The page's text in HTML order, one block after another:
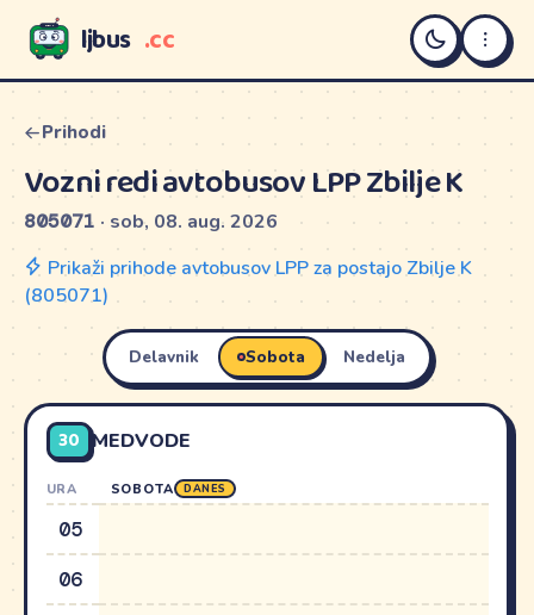
LJBUS ljbus .cc
Prihodi
Vozni redi avtobusov LPP Zbilje K
805071 · sob, 08. aug. 2026
Prikaži prihode avtobusov LPP za postajo Zbilje K
(805071)
Delavnik Sobota Nedelja
30 MEDVODE
URA SOBOTA DANES
05
06